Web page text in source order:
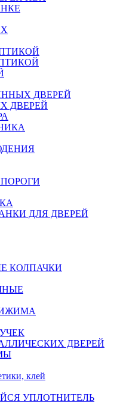
ДВЕРЕЙ
ДВЕРЕЙ
ДЛЯ ДВЕРЕЙ
КОЛПАЧКИ
ДВЕРЕЙ
клей
УПЛОТНИТЕЛЬ